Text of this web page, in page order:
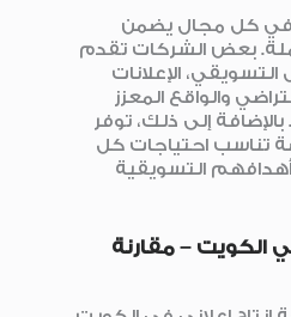
كل مجال يضمن
بعض الشركات تقدم
الإعلانات
والواقع المعزز
بالإضافة إلى ذلك، توفر
تناسب احتياجات كل
التسويقية
الكويت – مقارنة